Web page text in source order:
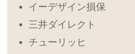
イーデザイン損保
三井ダイレクト
チューリッヒ